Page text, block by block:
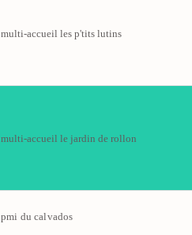
multi-accueil les p'tits lutins
multi-accueil le jardin de rollon
pmi du calvados